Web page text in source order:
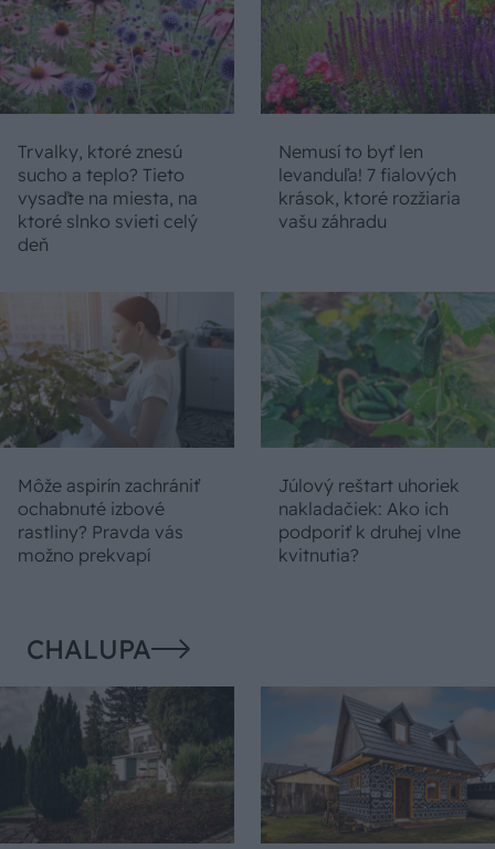
Trvalky, ktoré znesú
sucho a teplo? Tieto
vysaďte na miesta, na
ktoré slnko svieti celý
deň
Nemusí to byť len
levanduľa! 7 fialových
krások, ktoré rozžiaria
vašu záhradu
Môže aspirín zachrániť
ochabnuté izbové
rastliny? Pravda vás
možno prekvapí
Júlový reštart uhoriek
nakladačiek: Ako ich
podporiť k druhej vlne
kvitnutia?
CHALUPA